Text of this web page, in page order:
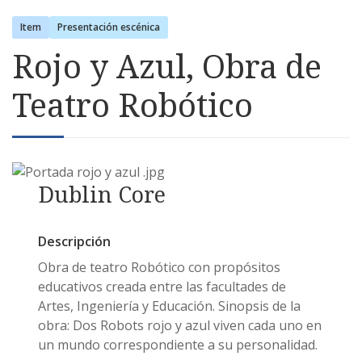
Item Presentación escénica
Rojo y Azul, Obra de
Teatro Robótico
Dublin Core
Descripción
Obra de teatro Robótico con propósitos
educativos creada entre las facultades de
Artes, Ingeniería y Educación. Sinopsis de la
obra: Dos Robots rojo y azul viven cada uno en
un mundo correspondiente a su personalidad.